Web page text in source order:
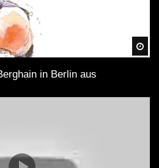
in Berlin aus